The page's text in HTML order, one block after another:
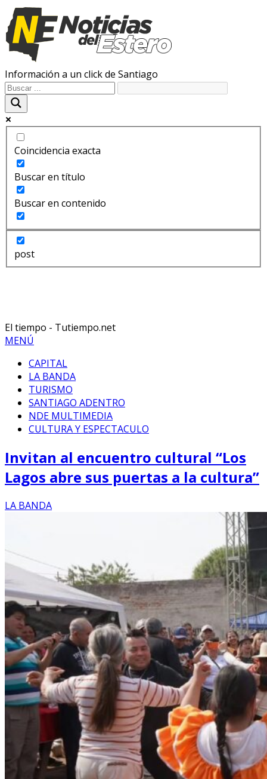
Información a un click de Santiago
Coincidencia exacta
Buscar en título
Buscar en contenido
post
El tiempo - Tutiempo.net
MENÚ
CAPITAL
LA BANDA
TURISMO
SANTIAGO ADENTRO
NDE MULTIMEDIA
CULTURA Y ESPECTACULO
Invitan al encuentro cultural “Los
Lagos abre sus puertas a la cultura”
LA BANDA